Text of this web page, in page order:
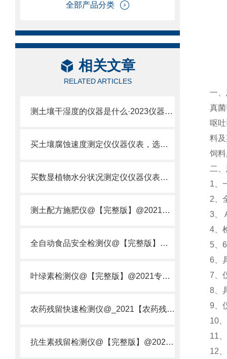
全部产品分类
相关文章
RELATED ARTICLES
测土壤干湿度的仪器是什么·2023仪器仪表·云唐土壤干湿度检测仪器设备
买土壤腐蚀速度测定仪仪器仪表，选【云唐新款】土壤腐蚀速度测定仪
买数显植物水分状况测定仪仪器仪表，就来山东云唐精品货源
测土配方施肥仪@【完整版】@2021专业测土配方施肥仪器仪表
全自动食品安全检测仪@【完整版】@2021专业全自动食品检测仪器仪表
叶绿素检测仪@【完整版】@2021专业叶绿素检测仪器仪表
农药残留快速检测仪@_2021【农药残留检测仪器仪表DE原理】
抗生素残留检测仪@【完整版】@2021专业抗生素残留检测仪器仪表
一、
真
呕
料
饲
二、
1、
2、
3、
4、
5、
6、
7、
8、
9、
10
11
12